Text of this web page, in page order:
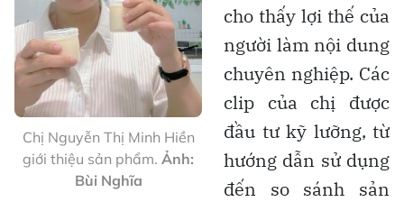
Chị Nguyễn Thị Minh Hiền
giới thiệu sản phẩm. Ảnh:
Bùi Nghĩa
cho thấy lợi thế của
người làm nội dung
chuyên nghiệp. Các
clip của chị được
đầu tư kỹ lưỡng, từ
hướng dẫn sử dụng
đến so sánh sản